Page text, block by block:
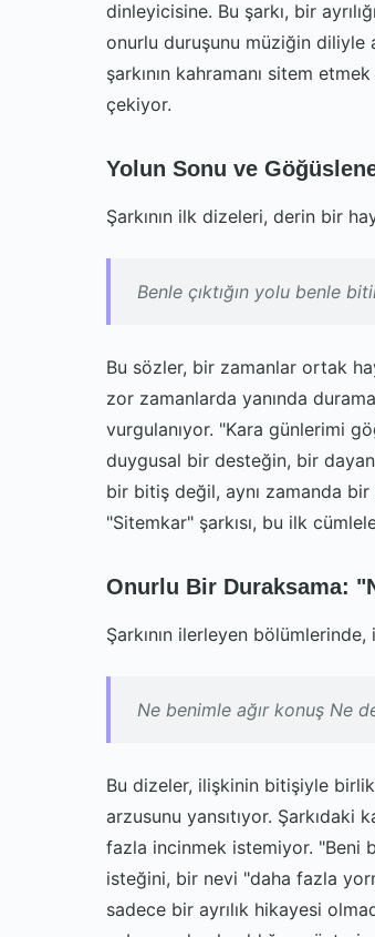
dinleyicisine. Bu şarkı, bir
onurlu duruşunu müziğin diliyle
şarkının kahramanı sitem
çekiyor.
Yolun Sonu ve
Şarkının ilk dizeleri, derin bir
Benle çıktığın yolu benle
Bu sözler, bir zamanlar ortak
zor zamanlarda yanında
vurgulanıyor. "Kara günlerimi
duygusal bir desteğin, bir
bir bitiş değil, aynı zamanda
"Sitemkar" şarkısı, bu ilk
Onurlu Bir Duraksama:
Şarkının ilerleyen
Ne benimle ağır konuş Ne
Bu dizeler, ilişkinin bitişiyle
arzusunu yansıtıyor.
fazla incinmek istemiyor. "Beni
isteğini, bir nevi "daha fazla
sadece bir ayrılık hikayesi